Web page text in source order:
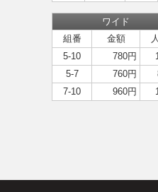
ワイド
組番
金額
5-10
780円
5-7
760円
7-10
960円